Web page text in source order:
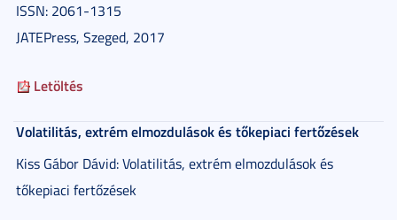
ISSN: 2061-1315
JATEPress, Szeged, 2017
Letöltés
Volatilitás, extrém elmozdulások és tőkepiaci fertőzések
Kiss Gábor Dávid: Volatilitás, extrém elmozdulások és
tőkepiaci fertőzések